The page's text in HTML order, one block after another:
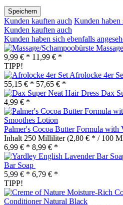
Speichern
Kunden kauften auch Kunden haben
Kunden kauften auch
Kunden haben sich ebenfalls
9,99 € * 11,99 € *
TIPP!
Afrolocke 4er
55,15 € * 57,65 € *
Dax
4,99 € *
Palmer's Cocoa Butter Formula with
Inhalt 250 Milliliter(2,80 € * / 100
6,99 € * 8,99 € *
Bar Soap
5,99 € * 6,79 € *
TIPP!